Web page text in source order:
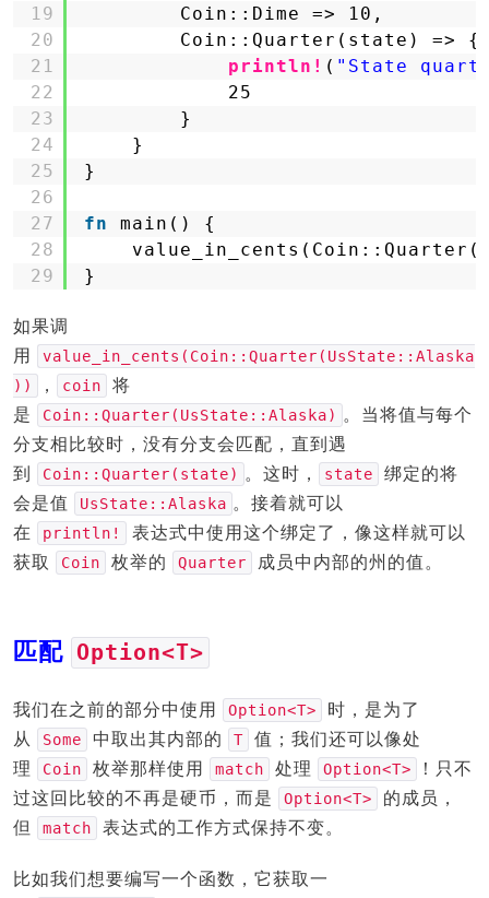
19
20
21
22
23
24
25
26
27
28
29
Coin::Dime => 10,
Coin::Quarter(state) => {
println! ( "State
25
}
}
}
fn
main() {
}
如果调
用
value_in_cents(Coin::Quarter(UsState::Alaska
))
， coin
将
是
Coin::Quarter(UsState::Alaska)
。当将值与每个
分支相比较时，没有分支会匹配，直到遇
到
Coin::Quarter(state) 。这时， state
绑定的将
会是值
UsState::Alaska 。接着就可以
在
println!
表达式中使用这个绑定了，像这样就可以
获取
Coin 枚举的 Quarter 成员中内部的州的值。
匹配 Option<T>
我们在之前的部分中使用 Option<T>
时，是为了
从
Some 中取出其内部的 T
值；我们还可以像处
理
Coin 枚举那样使用 match 处理 Option<T>
！只不
过这回比较的不再是硬币，而是
Option<T>
的成员，
但
match 表达式的工作方式保持不变。
比如我们想要编写一个函数，它获取一